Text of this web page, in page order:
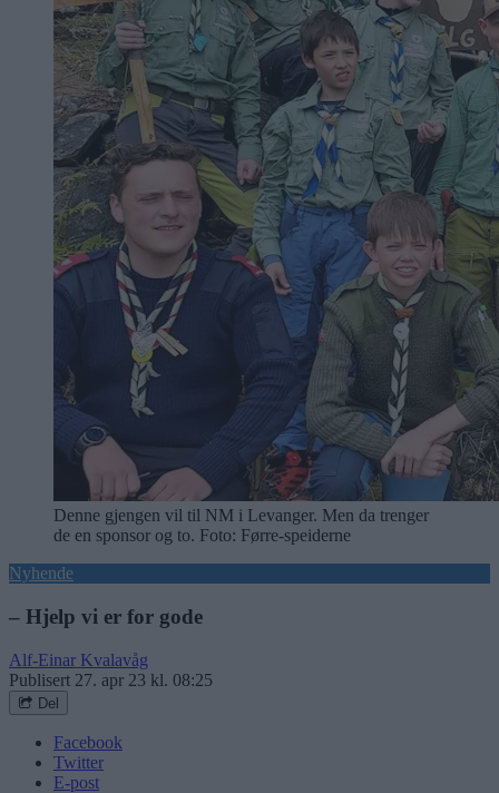
Denne gjengen vil til NM i Levanger. Men da trenger
de en sponsor og to. Foto: Førre-speiderne
Nyhende
– Hjelp vi er for gode
Alf-Einar Kvalavåg
Publisert 27. apr 23 kl. 08:25
Del
Facebook
Twitter
E-post